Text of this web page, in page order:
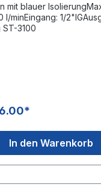
mit blauer
l/minEingang: 1/
3100
In den Warenkorb